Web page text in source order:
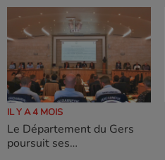
2026
IL Y A 4 MOIS
Le Département du Gers
poursuit ses